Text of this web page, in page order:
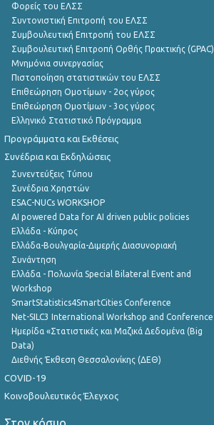
Φορείς του ΕΛΣΣ
Συντονιστική Επιτροπή του ΕΛΣΣ
Συμβουλευτική Επιτροπή του ΕΛΣΣ
Συμβουλευτική Επιτροπή Ορθής Πρακτικής (GPAC)
Μνημόνια συνεργασίας
Πιστοποίηση στατιστικών του ΕΛΣΣ
Επιθεώρηση Ομοτίμων - 2ος γύρος
Επιθεώρηση Ομοτίμων - 3ος γύρος
Ελληνικό Στατιστικό Πρόγραμμα
Προγράμματα και Εκθέσεις
Συνέδρια και Εκδηλώσεις
Συνεντεύξεις Τύπου
Συνέδρια Χρηστών
ESAC-NUCs WORKSHOP
AI powered Data for AI driven public policies
Ελλάδα - Κύπρος
Ελλάδα-Βουλγαρία-Διμερής Διασυνοριακή
Συνάντηση
Ελλάδα - Πολωνία Special Bilateral Event and
Workshop
SmartStatistics4SmartCities Conference
Net-SILC3 International Workshop and Conference
Ημερίδα «Στατιστικές και Μαζικά Δεδομένα (Big
Data)
Διεθνής Έκθεση Θεσσαλονίκης (ΔΕΘ)
COVID-19
Κοινοβουλευτικός Έλεγχος